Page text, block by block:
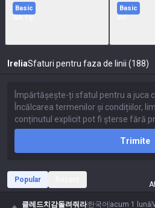
Basic Basic
IreliaSfaturi pentru faza de linii (188)
Trimite
Popular
클레드치감돌려줘라한국어 acum 1 lună